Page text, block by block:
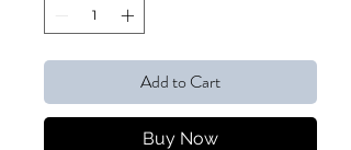
Add to Cart
Buy Now